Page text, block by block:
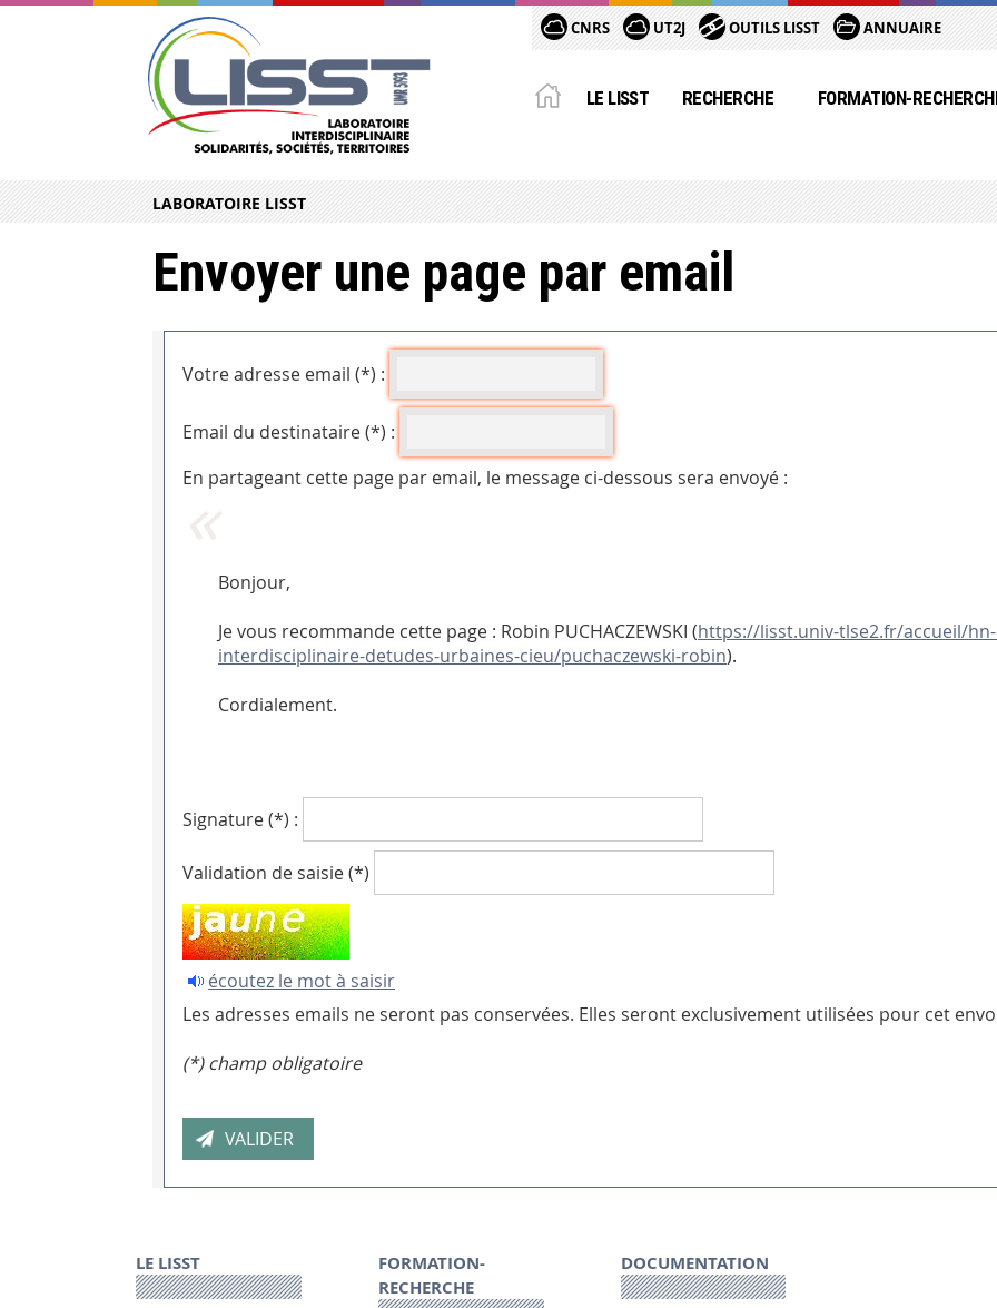
CNRS UT2J OUTILS LISST ANNUAIRE
LE LISST RECHERCHE FORMATION-
LABORATOIRE LISST
Envoyer une page par email
Votre adresse email (*) :
Email du destinataire (*) :
En partageant cette page par email, le message ci-dessous sera envoyé :
Bonjour,
Je vous recommande cette page : Robin PUCHACZEWSKI (https://lisst.univ-tlse2.fr/accueil/
interdisciplinaire-detudes-urbaines-cieu/puchaczewski-robin).
Cordialement.
Signature (*) :
Validation de saisie (*)
écoutez le mot à saisir
Les adresses emails ne seront pas conservées. Elles seront exclusivement utilisées pour cet
(*) champ obligatoire
LE LISST
FORMATION-
RECHERCHE
DOCUMENTATION